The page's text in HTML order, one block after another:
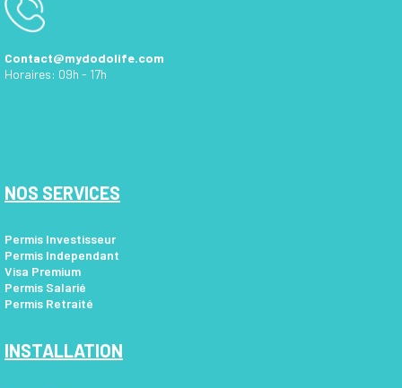
Contact@mydodolife.com
Horaires: 09h - 17h
NOS SERVICES
Permis Investisseur
Permis Independant
Visa Premium
Permis Salarié
Permis Retraité
INSTALLATION